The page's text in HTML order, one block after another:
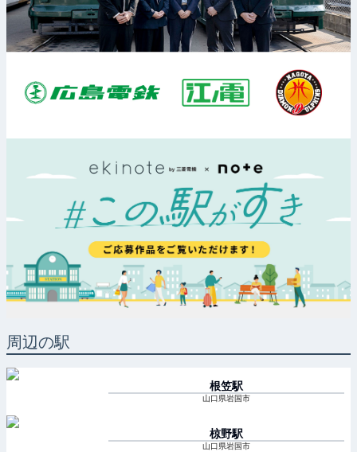
周辺の駅
根笠駅
山口県岩国市
椋野駅
山口県岩国市